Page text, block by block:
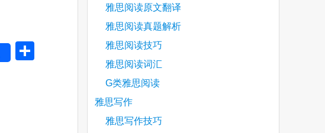
雅思阅读原文翻译
雅思阅读真题解析
雅思阅读技巧
雅思阅读词汇
G类雅思阅读
雅思写作
雅思写作技巧